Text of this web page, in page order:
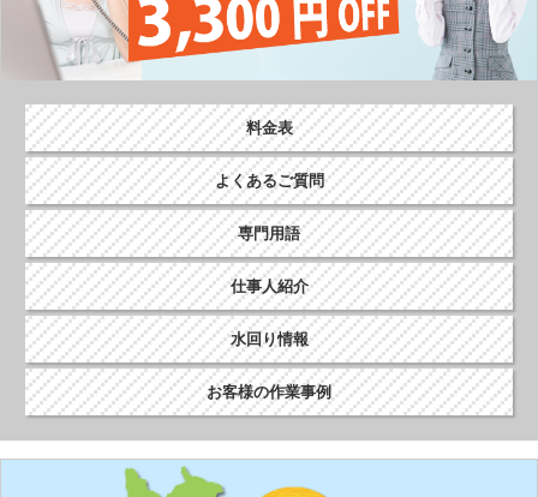
料金表
よくあるご質問
専門用語
仕事人紹介
水回り情報
お客様の作業事例